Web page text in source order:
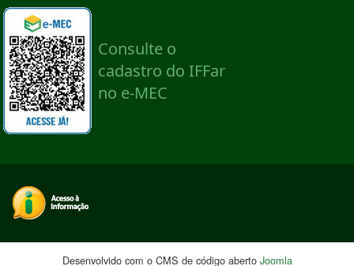
Desenvolvido com o CMS de código aberto Joomla